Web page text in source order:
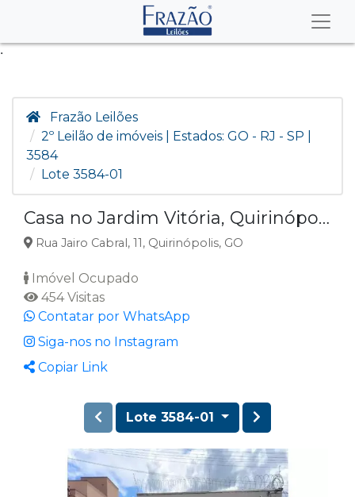
.
Frazão Leilões
2º Leilão de imóveis | Estados: GO - RJ - SP |
3584
Lote 3584-01
Casa no Jardim Vitória, Quirinópolis GO
Rua Jairo Cabral, 11, Quirinópolis, GO
Imóvel Ocupado
454 Visitas
Contatar por WhatsApp
Siga-nos no Instagram
Copiar Link
Lote 3584-01